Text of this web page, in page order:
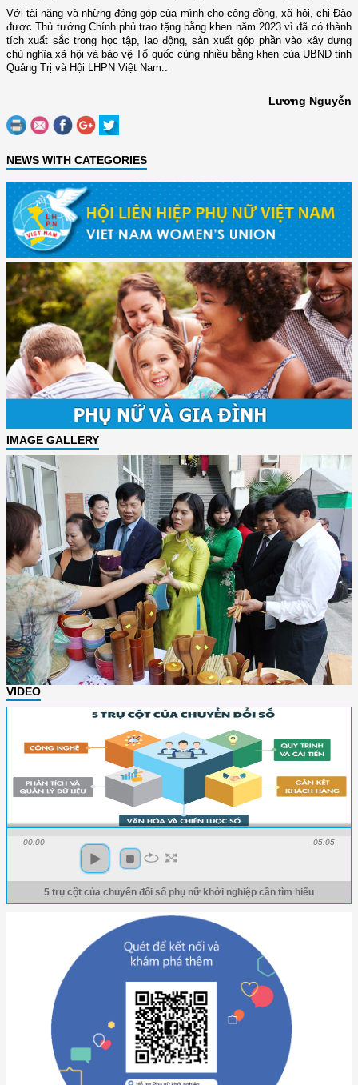
Với tài năng và những đóng góp của mình cho cộng đồng, xã hội, chị Đào
được Thủ tướng Chính phủ trao tặng bằng khen năm 2023 vì đã có thành
tích xuất sắc trong học tập, lao động, sản xuất góp phần vào xây dựng
chủ nghĩa xã hội và bảo vệ Tổ quốc cùng nhiều bằng khen của UBND tỉnh
Quảng Trị và Hội LHPN Việt Nam.
Lương Nguyễn
NEWS WITH CATEGORIES
IMAGE GALLERY
VIDEO
00:00 -05:05
5 trụ cột của chuyển đổi số phụ nữ khởi nghiệp cần tìm hiểu